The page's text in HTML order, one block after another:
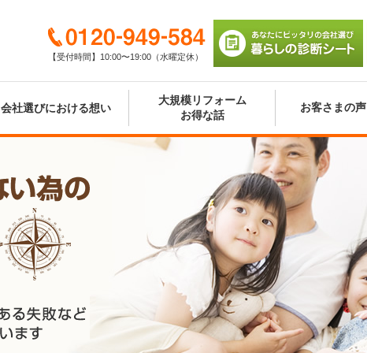
び 暮らしの診断シート
0120-949-584
【受付時間】10:00〜19:00（水曜定休）
会社選びにおける想い
大規模リフォーム
お得な話
お客さまの声